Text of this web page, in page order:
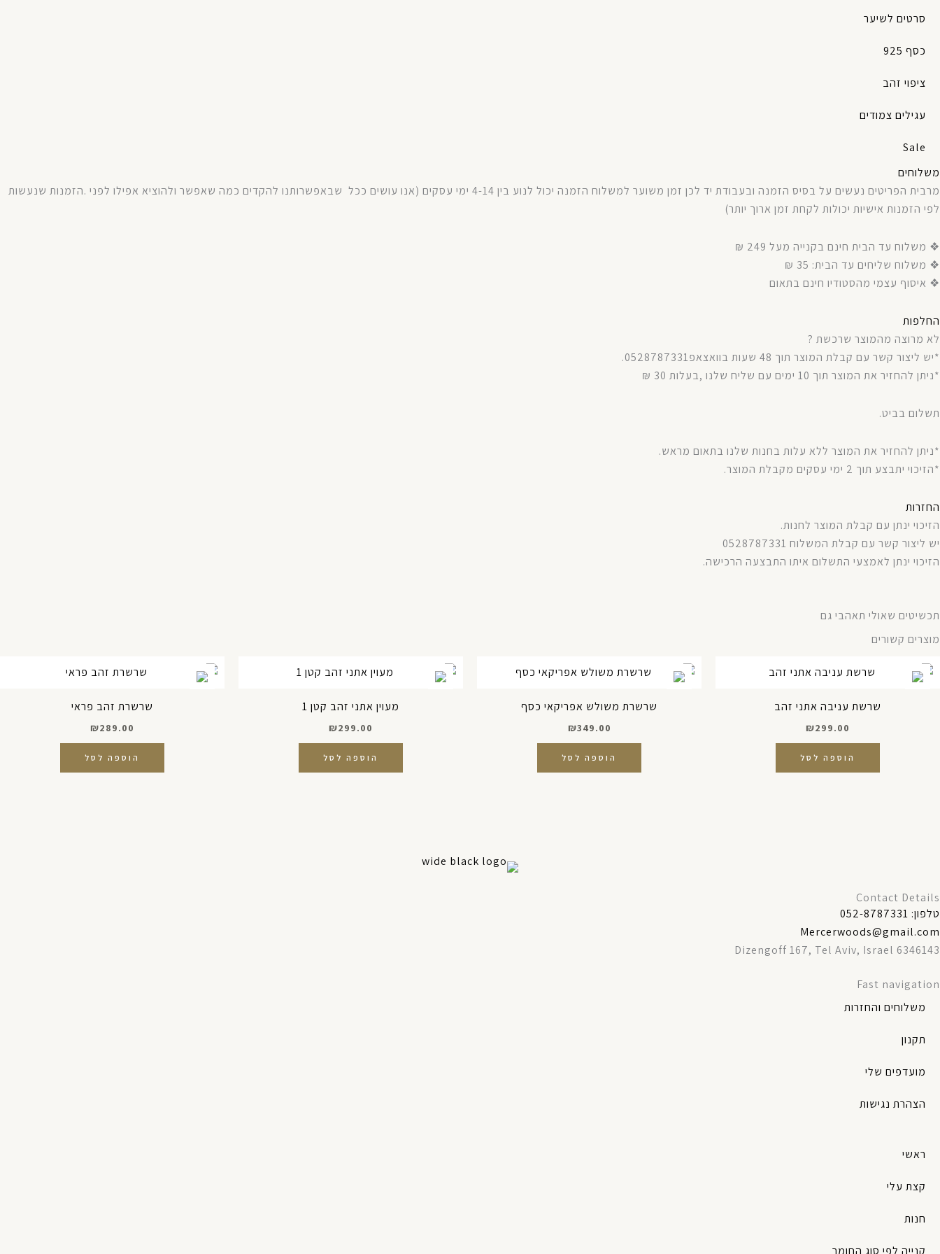
סרטים לשיער
כסף 925
ציפוי זהב
עגילים צמודים
Sale
משלוחים
מרבית הפריטים נעשים על בסיס הזמנה ובעבודת יד לכן זמן משוער למשלוח הזמנה יכול לנוע בין ימי עסקים (אנו עושים ככל שבאפשרותנו להקדים כמה שאפשר ולהוציא אפילו לפני .הזמנות שנעשות
לפי הזמנות אישיות יכולות לקחת זמן ארוך יותר)
❖ משלוח עד הבית חינם בקנייה מעל 249 ₪
❖ משלוח שליחים עד הבית: 35 ₪
❖ איסוף עצמי מהסטודיו חינם בתאום
החלפות
לא מרוצה מהמוצר שרכשת ?
*יש ליצור קשר עם קבלת המוצר תוך 48 שעות בוואצאפ0528787331.
*ניתן להחזיר את המוצר תוך 10 ימים עם שליח שלנו ,בעלות 30 ₪
תשלום בביט.
*ניתן להחזיר את המוצר ללא עלות בחנות שלנו בתאום מראש.
*הזיכוי יתבצע תוך 2 ימי עסקים מקבלת המוצר.
החזרות
הזיכוי ינתן עם קבלת המוצר לחנות.
יש ליצור קשר עם קבלת המשלוח 0528787331
הזיכוי ינתן לאמצעי התשלום איתו התבצעה הרכישה.
תכשיטים שאולי תאהבי גם
מוצרים קשורים
שרשת עניבה אתני זהב
₪299.00
הוספה לסל
שרשרת משולש אפריקאי כסף
₪349.00
הוספה לסל
מעוין אתני זהב קטן 1
₪299.00
הוספה לסל
שרשרת זהב פראי
₪289.00
הוספה לסל
Contact Details
טלפון: 052-8787331
Mercerwoods@gmail.com
Dizengoff 167, Tel Aviv, Israel 6346143
Fast navigation
משלוחים והחזרות
תקנון
מועדפים שלי
הצהרת נגישות
ראשי
קצת עלי
חנות